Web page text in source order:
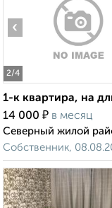
2/4
‹
1-к квартира, на
14 000 ₽ в месяц
Северный жилой
Собственник,